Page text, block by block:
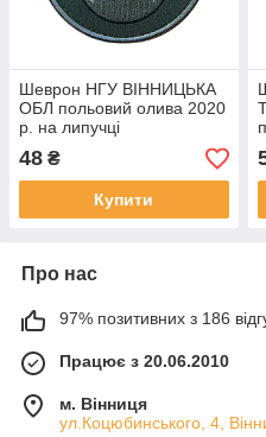
Шеврон НГУ ВІННИЦЬКА
ОБЛ польовий олива 2020
р. на липучці
48 ₴
Купити
Про нас
97% позитивних з 186
Працює з 20.06.2010
м. Вінниця
ул.Коцюбинського, 4,